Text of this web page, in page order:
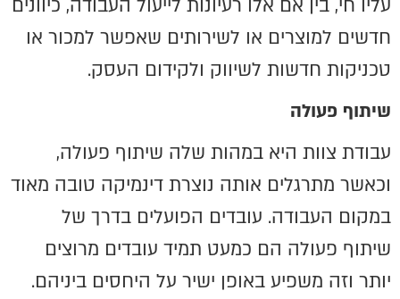
עליו חי, בין אם אלו רעיונות לייעול העבודה, כיוונים
חדשים למוצרים או לשירותים שאפשר למכור או
טכניקות חדשות לשיווק ולקידום העסק.
שיתוף פעולה
עבודת צוות היא במהות שלה שיתוף פעולה,
וכאשר מתרגלים אותה נוצרת דינמיקה טובה מאוד
במקום העבודה. עובדים הפועלים בדרך של
שיתוף פעולה הם כמעט תמיד עובדים מרוצים
יותר וזה משפיע באופן ישיר על היחסים ביניהם.